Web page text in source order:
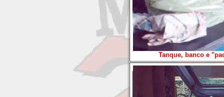
Tanque, banco e